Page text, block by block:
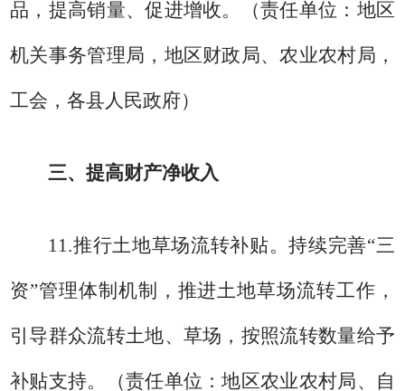
品，提高销量、促进增收。 （责任单位：地区
机关事务管理局，地区财政局、农业农村局，
工会，各县人民政府）
三、提高财产净收入
11.推行土地草场流转补贴。持续完善“三
资”管理体制机制，推进土地草场流转工作，
引导群众流转土地、草场，按照流转数量给予
补贴支持。 （责任单位：地区农业农村局、自